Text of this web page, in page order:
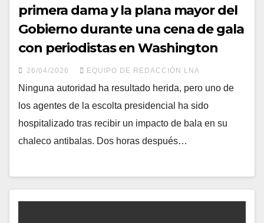
primera dama y la plana mayor del
Gobierno durante una cena de gala
con periodistas en Washington
26/04/2026 EQUIPO DE REDACCIÓN LNA
Ninguna autoridad ha resultado herida, pero uno de
los agentes de la escolta presidencial ha sido
hospitalizado tras recibir un impacto de bala en su
chaleco antibalas. Dos horas después…